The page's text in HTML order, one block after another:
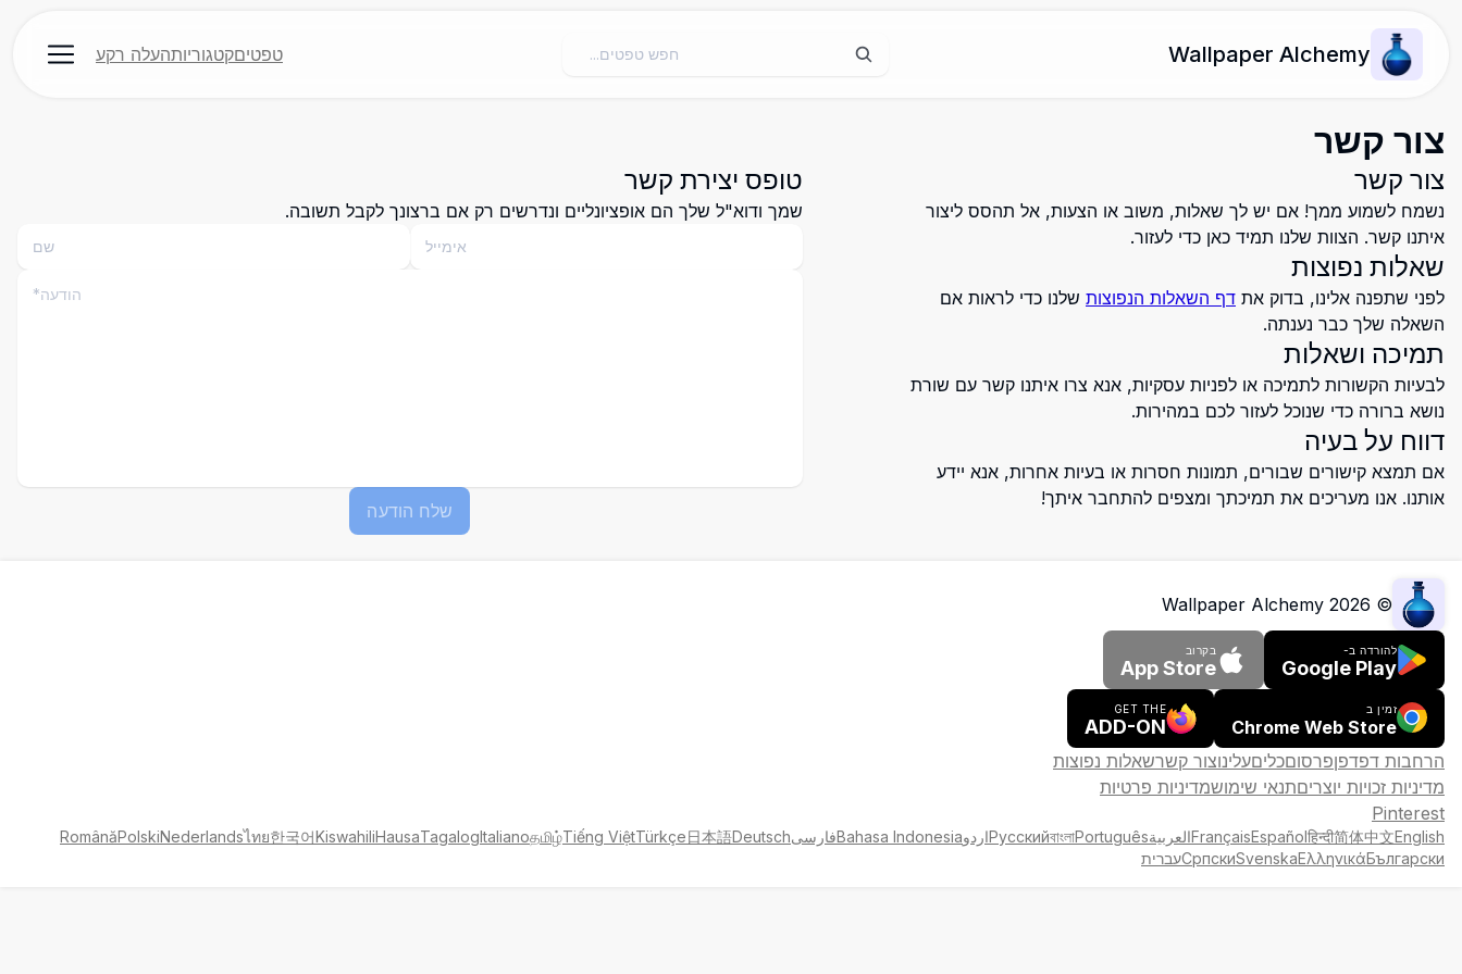
Wallpaper Alchemy טפטיםקטגוריותהעלה רקע
צור קשר
צור קשר
נשמח לשמוע ממך! אם יש לך שאלות, משוב או הצעות, אל תהסס ליצור
איתנו קשר. הצוות שלנו תמיד כאן כדי לעזור.
שאלות נפוצות
לפני שתפנה אלינו, בדוק את דף השאלות הנפוצות שלנו כדי לראות אם
השאלה שלך כבר נענתה.
תמיכה ושאלות
לבעיות הקשורות לתמיכה או לפניות עסקיות, אנא צרו איתנו קשר עם שורת
נושא ברורה כדי שנוכל לעזור לכם במהירות.
דווח על בעיה
אם תמצא קישורים שבורים, תמונות חסרות או בעיות אחרות, אנא יידע
אותנו. אנו מעריכים את תמיכתך ומצפים להתחבר איתך!
טופס יצירת קשר
שמך ודוא"ל שלך הם אופציונליים ונדרשים רק אם ברצונך לקבל תשובה.
שלח הודעה
©
2026
Wallpaper Alchemy
להורדה ב-
Google Play
בקרוב
App Store
זמין ב
Chrome Web Store
GET THE
ADD-ON
הרחבות דפדפןפרסוםכליםעלינוצור קשרשאלות נפוצות
מדיניות זכויות יוצריםתנאי שימושמדיניות פרטיות
Pinterest
English
简体中文
हिन्दी
Español
FrançaisالعربيةPortuguês
বাংলা
РусскийاردوBahasa IndonesiaفارسیDeutsch
日本語
Türkçe
Tiếng Việt
தமிழ்
Italiano
Tagalog
Hausa
Kiswahili
한국어
ไทย
Nederlands
Polski
Română
Български
Ελληνικά
Svenska
Српскиעברית